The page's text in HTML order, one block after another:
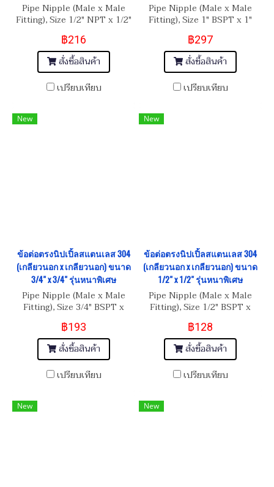
Pipe Nipple (Male x Male
Fitting), Size 1/2" NPT x 1/2"
NPT
฿216
สั่งซื้อสินค้า
เปรียบเทียบ
Pipe Nipple (Male x Male
Fitting), Size 1" BSPT x 1"
BSPT
฿297
สั่งซื้อสินค้า
เปรียบเทียบ
New
ข้อต่อตรงนิปเปิ้ลสแตนเลส 304
(เกลียวนอก x เกลียวนอก) ขนาด
3/4" x 3/4" รุ่นหนาพิเศษ
Pipe Nipple (Male x Male
Fitting), Size 3/4" BSPT x
3/4" BSPT
฿193
สั่งซื้อสินค้า
เปรียบเทียบ
New
ข้อต่อตรงนิปเปิ้ลสแตนเลส 304
(เกลียวนอก x เกลียวนอก) ขนาด
1/2" x 1/2" รุ่นหนาพิเศษ
Pipe Nipple (Male x Male
Fitting), Size 1/2" BSPT x
1/2" BSPT
฿128
สั่งซื้อสินค้า
เปรียบเทียบ
New New